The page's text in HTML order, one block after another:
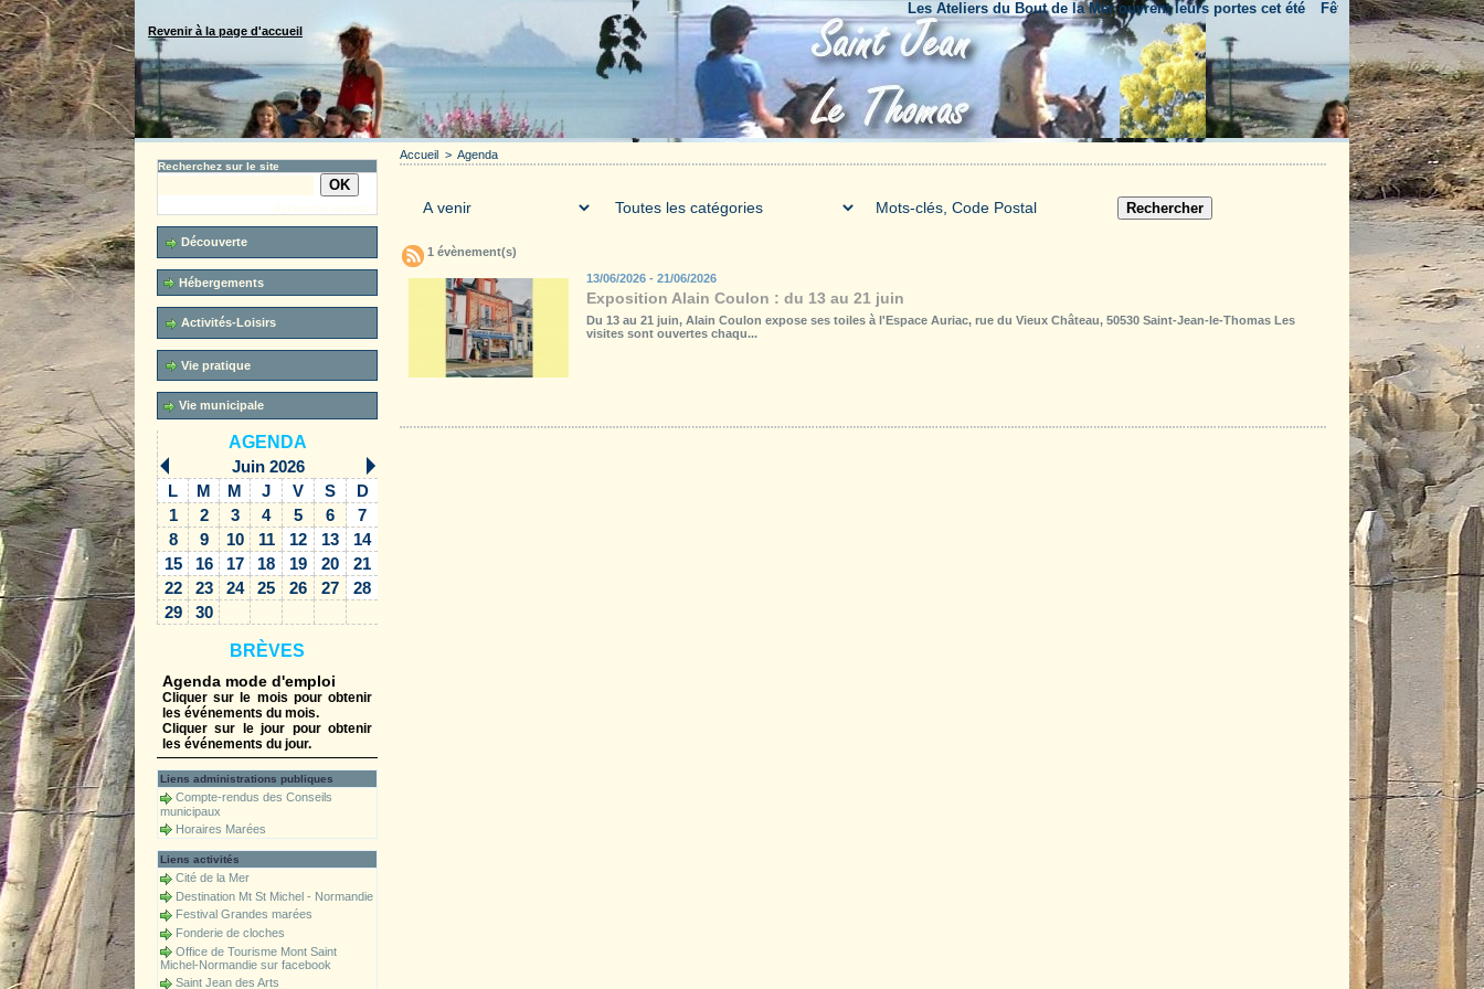
Les Ateliers du Bout de la Mer ouvrent leurs portes cet été Fête nationale & feu d'artifice
Revenir à la page d'accueil
Recherchez sur le site
Recherche avancée
Découverte
Hébergements
Activités-Loisirs
Vie pratique
Vie municipale
AGENDA
Juin 2026
L
M M J V S
D
1
2 3 4 5 6
7
8
9 10 11 12 13
14
15
16 17 18 19 20
21
22
23 24 25 26 27
28
29
30
BRÈVES
Agenda mode d'emploi
Cliquer sur le mois pour obtenir
les événements du mois.
Cliquer sur le jour pour obtenir
les événements du jour.
Liens administrations publiques
Compte-rendus des Conseils
municipaux
Horaires Marées
Liens activités
Cité de la Mer
Destination Mt St Michel - Normandie
Festival Grandes marées
Fonderie de cloches
Office de Tourisme Mont Saint
Michel-Normandie sur facebook
Saint Jean des Arts
Accueil > Agenda
1 évènement(s)
13/06/2026 - 21/06/2026
Exposition Alain Coulon : du 13 au 21 juin
Du 13 au 21 juin, Alain Coulon expose ses toiles à l'Espace Auriac, rue du Vieux Château, 50530 Saint-Jean-le-Thomas Les
visites sont ouvertes chaqu...